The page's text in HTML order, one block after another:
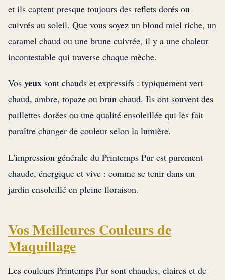
et ils captent presque toujours des reflets dorés ou
cuivrés au soleil. Que vous soyez un blond miel riche, un
caramel chaud ou une brune cuivrée, il y a une chaleur
incontestable qui traverse chaque mèche.
Vos yeux sont chauds et expressifs : typiquement vert
chaud, ambre, topaze ou brun chaud. Ils ont souvent des
paillettes dorées ou une qualité ensoleillée qui les fait
paraître changer de couleur selon la lumière.
L'impression générale du Printemps Pur est purement
chaude, énergique et vive : comme se tenir dans un
jardin ensoleillé en pleine floraison.
Vos Meilleures Couleurs de
Maquillage
Les couleurs Printemps Pur sont chaudes, claires et de